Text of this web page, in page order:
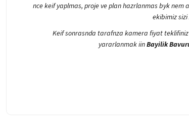
nce keif yaplmas, proje ve plan hazrlanmas byk nem
ekibimiz
Keif sonrasnda tarafnza kamera fiyat
yararlanmak iinBayilik